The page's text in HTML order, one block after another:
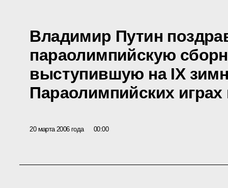
Владимир Путин
параолимпийскую
выступившую на IX
Параолимпийских играх
20 марта 2006 года 00:00